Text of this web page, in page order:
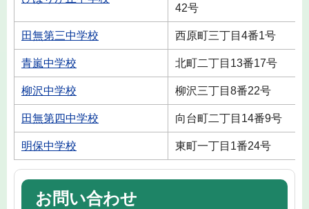
42号
田無第三中学校 西原町三丁目4番1号
青嵐中学校 北町二丁目13番17号
柳沢中学校 柳沢三丁目8番22号
田無第四中学校 向台町二丁目14番9号
明保中学校 東町一丁目1番24号
お問い合わせ